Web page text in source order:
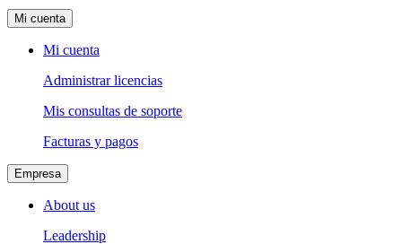
Mi cuenta
Mi cuenta
Administrar licencias
Mis consultas de soporte
Facturas y pagos
Empresa
About us
Leadership